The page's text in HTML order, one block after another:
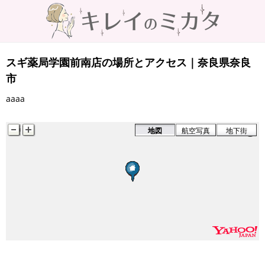
スギ薬局学園前南店の場所とアクセス｜奈良県奈良
市
aaaa
地図 航空写真 地下街